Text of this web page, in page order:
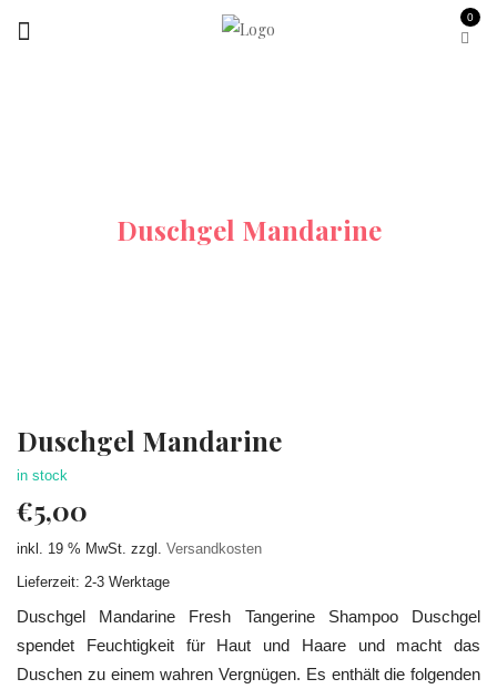
0
Duschgel Mandarine
Duschgel Mandarine
in stock
€5,00
inkl. 19 % MwSt. zzgl. Versandkosten
Lieferzeit: 2-3 Werktage
Duschgel Mandarine Fresh Tangerine Shampoo Duschgel
spendet Feuchtigkeit für Haut und Haare und macht das
Duschen zu einem wahren Vergnügen. Es enthält die folgenden